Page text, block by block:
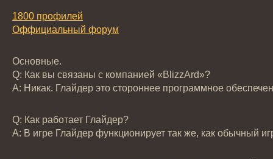
1800 профилей
Оффициальный форум
Основные.
Q: Как вы связаны с компанией «BlizzАrd»?
А: Никак. Глайдер это стороннее программное
Q: Как работает Глайдер?
А: В игре Глайдер функционирует так же, как обычный